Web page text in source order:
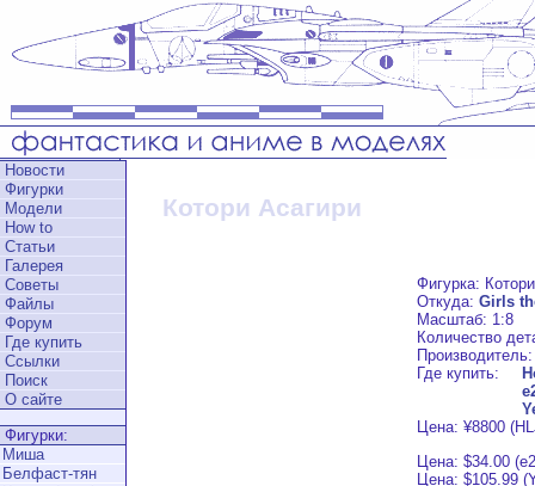
Новости
Фигурки
Модели
How to
Статьи
Галерея
Советы
Файлы
Форум
Где купить
Ссылки
Поиск
О сайте
Фигурки:
Миша
Белфаст-тян
Котори Асагири
Фигурка:
Откуда: Girls
Масштаб: 1:8
Количество
Где купить:
Цена: ¥8800
Цена: $34.00
Цена: $105.99